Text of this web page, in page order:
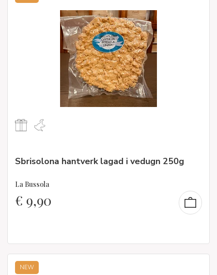
Sbrisolona hantverk lagad i vedugn 250g
La Bussola
€ 9,90
NEW